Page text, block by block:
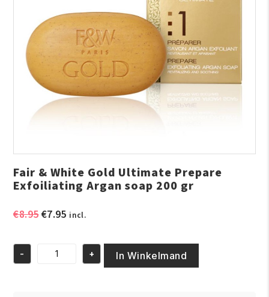
Fair & White Gold Ultimate Prepare
Exfoiliating Argan soap 200 gr
€8.95Oorspronkelijke
€8.95.
€7.95Huidige
€7.95.
incl.
Fair
- + In Winkelmand